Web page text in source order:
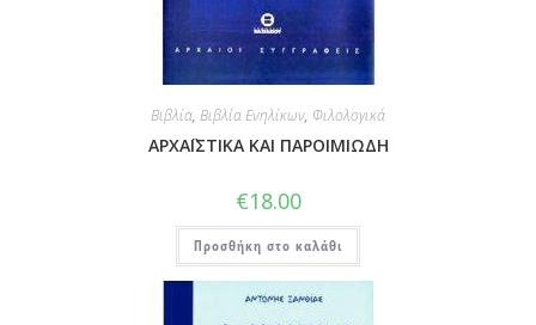
Βιβλία, Βιβλία Ενηλίκων, Φιλολογικά
ΑΡΧΑΪΣΤΙΚΑ ΚΑΙ ΠΑΡΟΙΜΙΩΔΗ
€18.00
Προσθήκη στο καλάθι